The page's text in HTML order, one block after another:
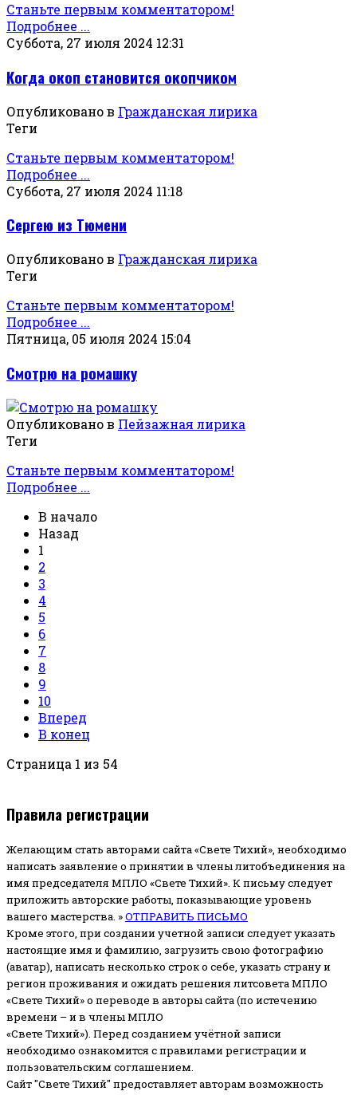
Станьте первым комментатором!
Подробнее ...
Суббота, 27 июля 2024 12:31
Когда окоп становится окопчиком
Опубликовано в Гражданская лирика
Теги
Станьте первым комментатором!
Подробнее ...
Суббота, 27 июля 2024 11:18
Сергею из Тюмени
Опубликовано в Гражданская лирика
Теги
Станьте первым комментатором!
Подробнее ...
Пятница, 05 июля 2024 15:04
Смотрю на ромашку
Опубликовано в Пейзажная лирика
Теги
Станьте первым комментатором!
Подробнее ...
В начало
Назад
1
2
3
4
5
6
7
8
9
10
Вперед
В конец
Страница 1 из 54
Правила регистрации
Желающим стать авторами сайта «Свете Тихий», необходимо
написать заявление о принятии в члены литобъединения на
имя председателя МПЛО «Свете Тихий». К письму следует
приложить авторские работы, показывающие уровень
вашего мастерства. »ОТПРАВИТЬ ПИСЬМО
Кроме этого, при создании учетной записи следует указать
настоящие имя и фамилию, загрузить свою фотографию
(аватар), написать несколько строк о себе, указать страну и
регион проживания и ожидать решения литсовета МПЛО
«Свете Тихий» о переводе в авторы сайта (по истечению
времени – и в члены МПЛО
«Свете Тихий»). Перед созданием учётной записи
необходимо ознакомится с правилами регистрации и
пользовательским соглашением.
Сайт "Свете Тихий" предоставляет авторам возможность